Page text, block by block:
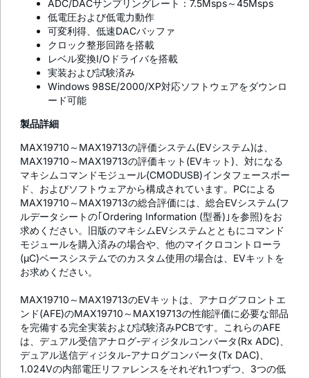
ADC/DACサンプリングレート：7.5Msps～45Msps
低電圧および低電力動作
可変利得、低速DACバッファ
クロック整形回路を搭載
レベル変換I/Oドライバを搭載
実装および試験済み
Windows 98SE/2000/XP対応ソフトウェアをダウンロ
ード可能
製品詳細
MAX19710～MAX19713の評価システム(EVシステム)は、
MAX19710～MAX19713の評価キット(EVキット)、対になる
マキシムコマンドモジュール(CMODUSB)インタフェースボー
ド、およびソフトウェアから構成されています。PCによる
MAX19710～MAX19713の総合評価には、総合EVシステム(フ
ルデータシートの｢Ordering Information (型番)｣を参照)をお
求めください。旧版のマキシムEVシステムとともにコマンド
モジュールを購入済みの場合や、他のマイクロコントローラ
(µC)ベースシステムでのカスタム使用の場合は、EVキットを
お求めください。
MAX19710～MAX19713のEVキットは、アナログフロントエ
ンド(AFE)のMAX19710～MAX19713の性能評価に必要な部品
を完備する完全実装および試験済みPCBです。これらのAFE
は、デュアル受信アナログ-ディジタルコンバータ(Rx ADC)、
デュアル送信ディジタル-アナログコンバータ(Tx DAC)、
1.024Vの内部電圧リファレンスをそれぞれ1つずつ、3つの低